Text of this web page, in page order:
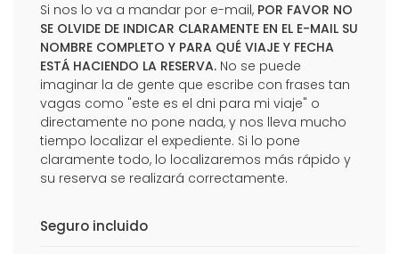
Si nos lo va a mandar por e-mail, POR FAVOR NO
SE OLVIDE DE INDICAR CLARAMENTE EN EL E-MAIL SU
NOMBRE COMPLETO Y PARA QUÉ VIAJE Y FECHA
ESTÁ HACIENDO LA RESERVA. No se puede
imaginar la de gente que escribe con frases tan
vagas como "este es el dni para mi viaje" o
directamente no pone nada, y nos lleva mucho
tiempo localizar el expediente. Si lo pone
claramente todo, lo localizaremos más rápido y
su reserva se realizará correctamente.
Seguro incluido